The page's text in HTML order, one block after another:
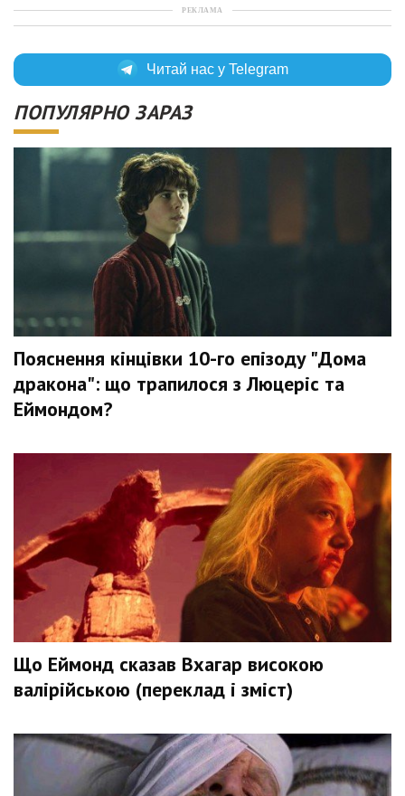
РЕКЛАМА
Читай нас у Telegram
ПОПУЛЯРНО ЗАРАЗ
Пояснення кінцівки 10-го епізоду "Дома
дракона": що трапилося з Люцеріс та
Еймондом?
Що Еймонд сказав Вхагар високою
валірійською (переклад і зміст)